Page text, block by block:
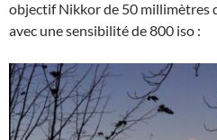
objectif Nikkor de 50 millimètres
avec une sensibilité de 800 iso :